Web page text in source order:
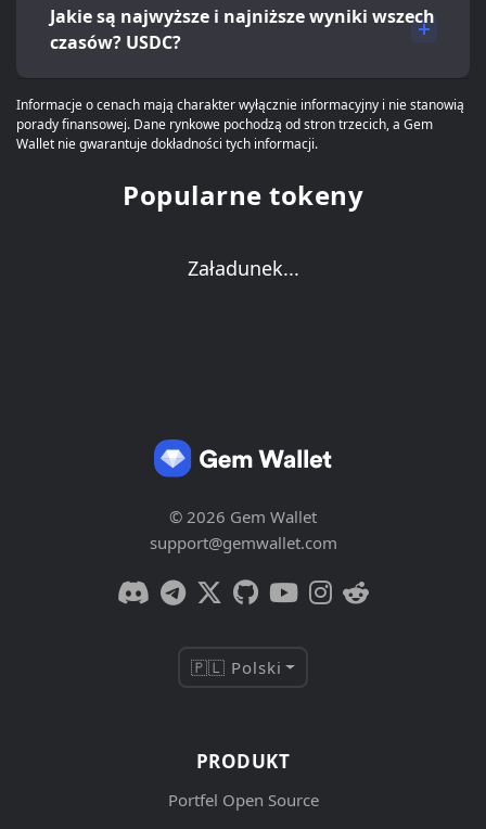
Jakie są najwyższe i najniższe wyniki wszech
czasów? USDC?
Informacje o cenach mają charakter wyłącznie informacyjny i nie stanowią
porady finansowej. Dane rynkowe pochodzą od stron trzecich, a Gem
Wallet nie gwarantuje dokładności tych informacji.
Popularne tokeny
Załadunek...
© 2026 Gem Wallet
support@gemwallet.com
🇵🇱 Polski
PRODUKT
Portfel Open Source